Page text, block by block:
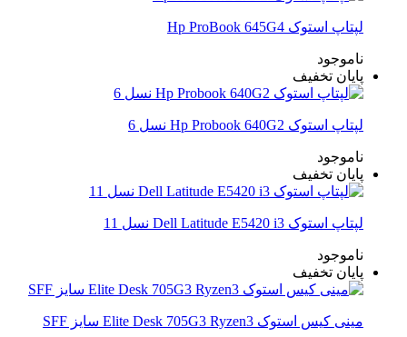
لپتاپ استوک Hp ProBook 645G4
ناموجود
پایان تخفیف
لپتاپ استوک Hp Probook 640G2 نسل 6
ناموجود
پایان تخفیف
لپتاپ استوک Dell Latitude E5420 i3 نسل 11
ناموجود
پایان تخفیف
مینی کیس استوک Elite Desk 705G3 Ryzen3 سایز SFF